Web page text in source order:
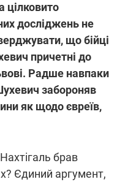
досліджень не
що бійці
причетні до
Радше навпаки
забороняв
як щодо євреїв,
брав
Єдиний аргумент,